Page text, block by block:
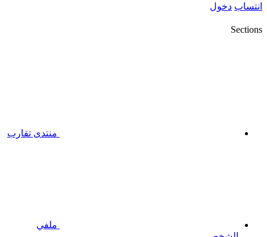
انتساب دخول
Sections
منتدى تقارب
ملفي